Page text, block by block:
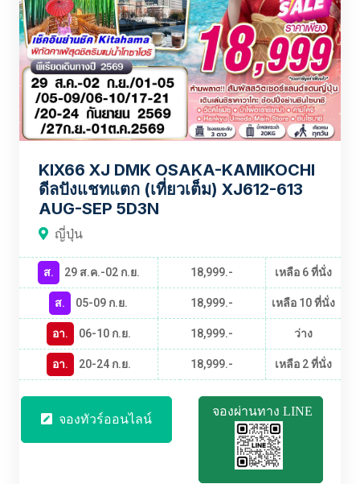
KIX66 XJ DMK OSAKA-KAMIKOCHI
ดีลปังแชทแตก (เที่ยวเต็ม) XJ612-613
AUG-SEP 5D3N
ญี่ปุ่น
ส. 29 ส.ค.-02 ก.ย. 18,999.-
เหลือ 6 ที่นั่ง
ส.
05-09 ก.ย. 18,999.-
เหลือ 10 ที่นั่ง
อา.
06-10 ก.ย. 18,999.-
ว่าง
อา.
20-24 ก.ย. 18,999.- เหลือ 2 ที่นั่ง
จองทัวร์ออนไลน์ จองผ่านทาง LINE